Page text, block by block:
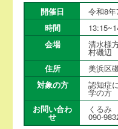
開催日
令和8年
時間
会場
清水様
村磯辺
住所
美浜区
対象の方
認知症
学の方
お問い合わ
せ
くるみ
090-